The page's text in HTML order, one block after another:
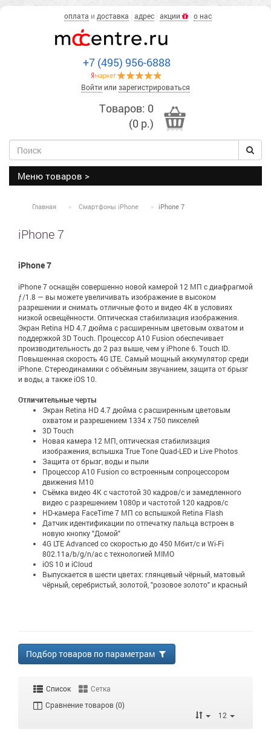
оплата и доставка адрес акции о нас
+7 (495) 956-6888
Войти или зарегистрироваться
Товаров: 0
(0 р.)
Меню товаров >
Главная Смартфоны iPhone iPhone 7
iPhone 7
iPhone 7
iPhone 7 оснащён совершенно новой камерой 12 МП с диафрагмой
ƒ/1.8 — вы можете увеличивать изображение в высоком
разрешении и снимать отличные фото и видео 4K в условиях
низкой освещённости. Оптическая стабилизация изображения.
Экран Retina HD 4.7 дюйма с расширенным цветовым охватом и
поддержкой 3D Touch. Процессор A10 Fusion обеспечивает
производительность до 2 раз выше, чем у iPhone 6. Touch ID.
Повышенная скорость 4G LTE. Самый мощный аккумулятор среди
iPhone. Стереодинамики с объёмным звучанием, защита от брызг
и воды, а также iOS 10.
Отличительные черты
Экран Retina HD 4.7 дюйма с расширенным цветовым
охватом и разрешением 1334 x 750 пикселей
3D Touch
Новая камера 12 МП, оптическая стабилизация
изображения, вспышка True Tone Quad-LED и Live Photos
Защита от брызг, воды и пыли
Процессор A10 Fusion со встроенным сопроцессором
движения M10
Съёмка видео 4K с частотой 30 кадров/с и замедленного
видео с разрешением 1080р и частотой 120 кадров/с
HD-камера FaceTime 7 МП со вспышкой Retina Flash
Датчик идентификации по отпечатку пальца встроен в
новую кнопку "Домой"
4G LTE Advanced со скоростью до 450 Мбит/с и Wi-Fi
802.11a/b/g/n/ac с технологией MIMO
iOS 10 и iCloud
Выпускается в шести цветах: глянцевый чёрный, матовый
чёрный, серебристый, золотой, "розовое золото" и красный
Подбор товаров по параметрам
Список
Сетка
Сравнение товаров (0)
12